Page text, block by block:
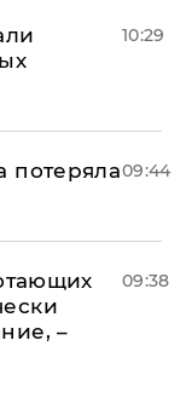
10:29
потеряла09:44
–
09:38